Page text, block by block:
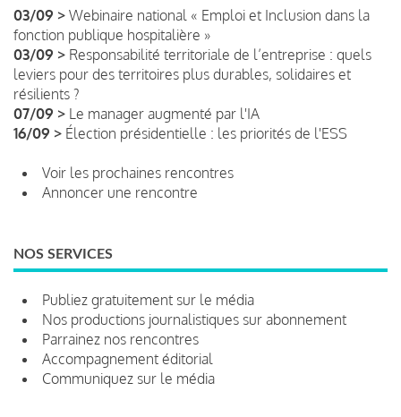
03/09 > Webinaire national « Emploi et Inclusion dans la
fonction publique hospitalière »
03/09 > Responsabilité territoriale de l’entreprise : quels
leviers pour des territoires plus durables, solidaires et
résilients ?
07/09 > Le manager augmenté par l'IA
16/09 > Élection présidentielle : les priorités de l'ESS
Voir les prochaines rencontres
Annoncer une rencontre
NOS SERVICES
Publiez gratuitement sur le média
Nos productions journalistiques sur abonnement
Parrainez nos rencontres
Accompagnement éditorial
Communiquez sur le média